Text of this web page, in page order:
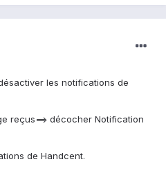
les notifications de
reçus==> décocher Notification
de Handcent.